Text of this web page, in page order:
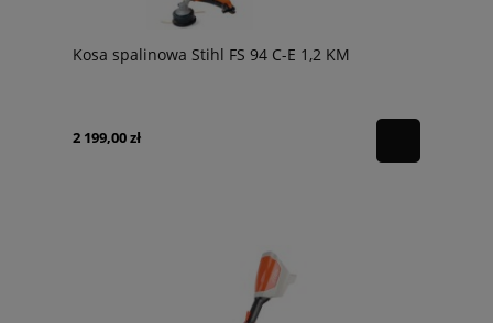
Kosa spalinowa Stihl FS 94 C-E 1,2 KM
2 199,00 zł